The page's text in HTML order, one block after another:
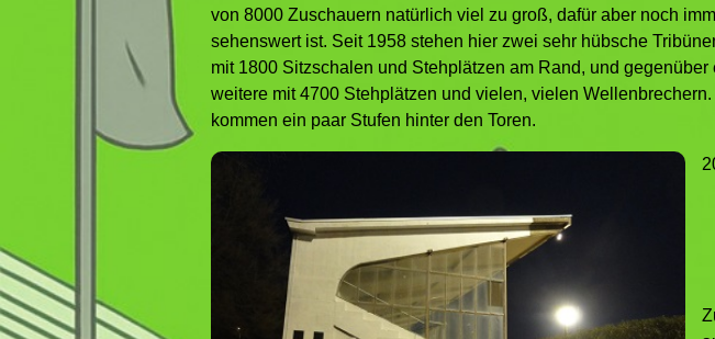
von 8000 Zuschauern natürlich viel zu groß, dafür aber noch
sehenswert ist. Seit 1958 stehen hier zwei sehr hübsche
mit 1800 Sitzschalen und Stehplätzen am Rand, und gegenüber
weitere mit 4700 Stehplätzen und vielen, vielen
kommen ein paar Stufen hinter den Toren.